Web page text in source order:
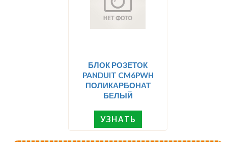
БЛОК РОЗЕТОК
PANDUIT CM6PWH
ПОЛИКАРБОНАТ
БЕЛЫЙ
УЗНАТЬ